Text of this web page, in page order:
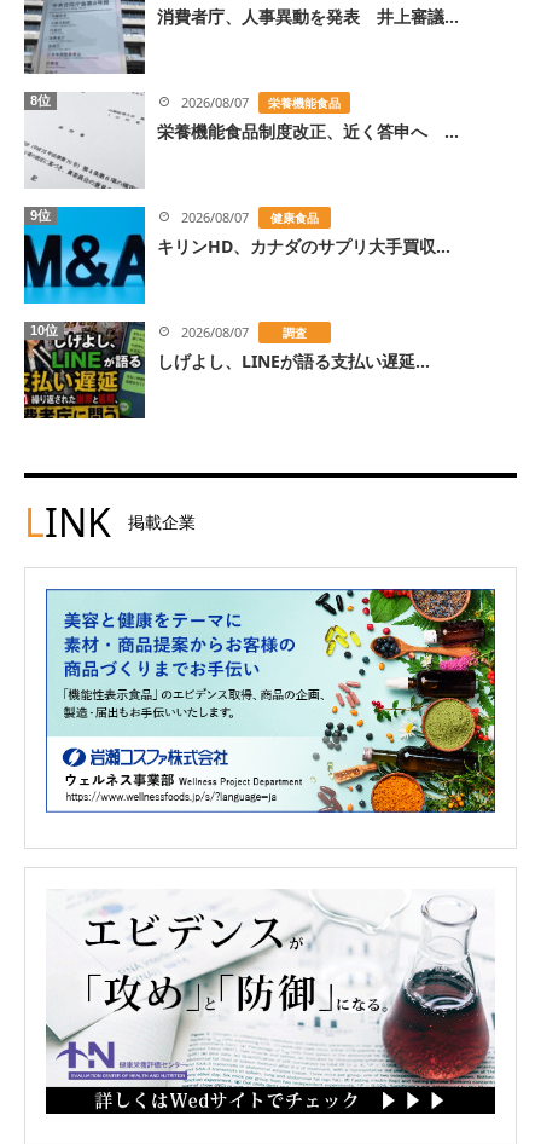
消費者庁、人事異動を発表 井上審議...
8位 2026/08/07 栄養機能食品
栄養機能食品制度改正、近く答申へ ...
9位 2026/08/07 健康食品
キリンHD、カナダのサプリ大手買収...
10位 2026/08/07 調査
しげよし、LINEが語る支払い遅延...
LINK 掲載企業